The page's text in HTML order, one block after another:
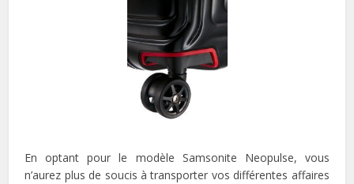
En optant pour le modèle Samsonite Neopulse, vous
n’aurez plus de soucis à transporter vos différentes affaires